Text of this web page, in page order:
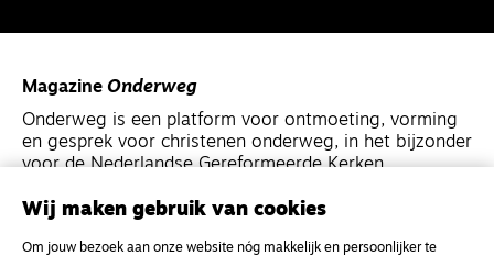
Magazine Onderweg
Onderweg is een platform voor ontmoeting, vorming
en gesprek voor christenen onderweg, in het bijzonder
voor de Nederlandse Gereformeerde Kerken.
Magazine
Onderweg
Wij maken gebruik van cookies
Om jouw bezoek aan onze website nóg makkelijk en persoonlijker te